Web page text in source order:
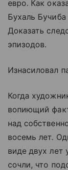
евро. Как
Бухаль
Доказать
эпизодов.
Изнасиловал
Когда
вопиющий
над
восемь лет.
виде двух лет
сочли, что